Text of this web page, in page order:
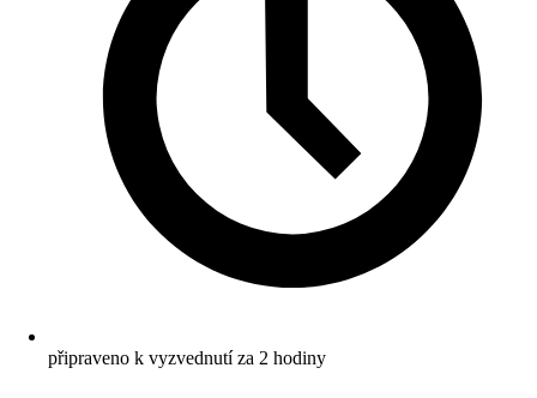
připraveno k vyzvednutí za 2 hodiny